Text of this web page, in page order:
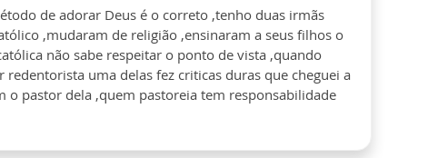
de adorar Deus é o correto ,tenho duas irmãs
,mudaram de religião ,ensinaram a seus filhos o
não sabe respeitar o ponto de vista ,quando
redentorista uma delas fez criticas duras que cheguei a
o pastor dela ,quem pastoreia tem responsabilidade